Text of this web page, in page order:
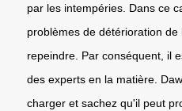
par les intempéries. Dans ce
problèmes de détérioration
repeindre. Par conséquent, il
des experts en la matière.
charger et sachez qu'il peut